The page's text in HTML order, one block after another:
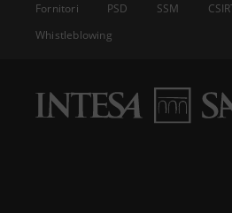
Fornitori PSD SSM
Whistleblowing